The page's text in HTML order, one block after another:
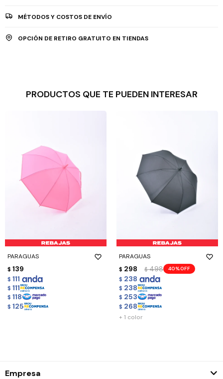
MÉTODOS Y COSTOS DE ENVÍO
OPCIÓN DE RETIRO GRATUITO EN TIENDAS
PRODUCTOS QUE TE PUEDEN INTERESAR
PARAGUAS
$ 139
$ 111
$ 111
$ 118
$ 125
PARAGUAS
$ 298 $ 498 40
$ 238
$ 238
$ 253
$ 268
+ 1 color
Empresa